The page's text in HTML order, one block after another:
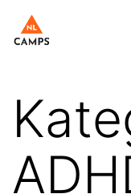
Hoppa
till Nlcamps.se